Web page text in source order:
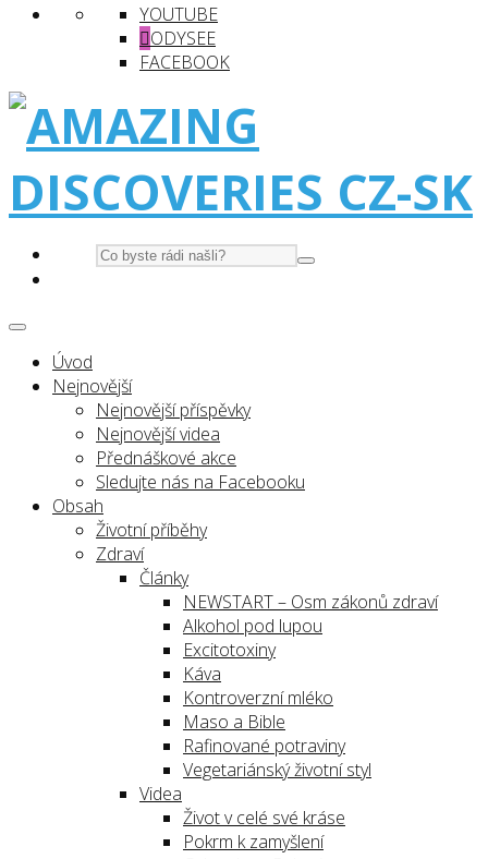
YOUTUBE
ODYSEE
FACEBOOK
Úvod
Nejnovější
Nejnovější příspěvky
Nejnovější videa
Přednáškové akce
Sledujte nás na Facebooku
Obsah
Životní příběhy
Zdraví
Články
NEWSTART – Osm zákonů zdraví
Alkohol pod lupou
Excitotoxiny
Káva
Kontroverzní mléko
Maso a Bible
Rafinované potraviny
Vegetariánský životní styl
Videa
Život v celé své kráse
Pokrm k zamyšlení